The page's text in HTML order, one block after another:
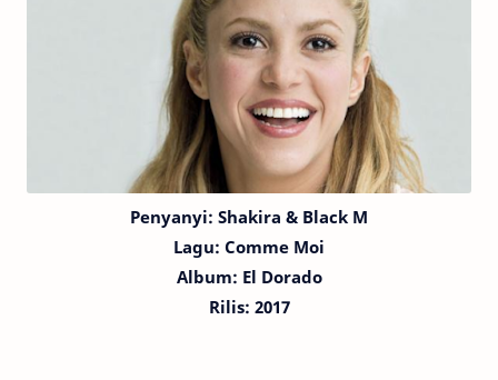
Penyanyi: Shakira & Black M
Lagu: Comme Moi
Album: El Dorado
Rilis: 2017